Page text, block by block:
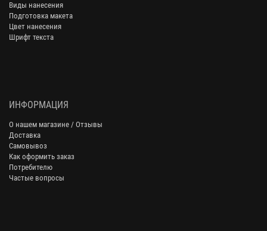
Виды нанесения
Подготовка макета
Цвет нанесения
Шрифт текста
ИНФОРМАЦИЯ
О нашем магазине / Отзывы
Доставка
Самовывоз
Как оформить заказ
Потребителю
Частые вопросы